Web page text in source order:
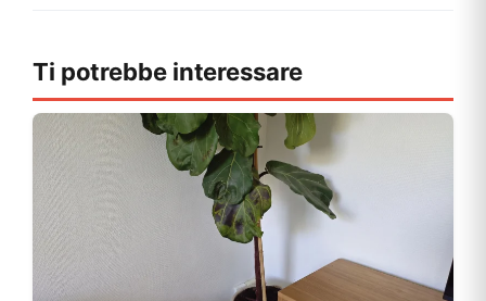
Ti potrebbe interessare